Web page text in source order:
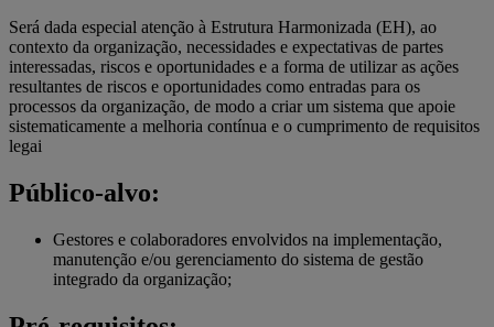
Será dada especial atenção à Estrutura Harmonizada (EH), ao
contexto da organização, necessidades e expectativas de partes
interessadas, riscos e oportunidades e a forma de utilizar as ações
resultantes de riscos e oportunidades como entradas para os
processos da organização, de modo a criar um sistema que apoie
sistematicamente a melhoria contínua e o cumprimento de requisitos
legai
Público-alvo:
Gestores e colaboradores envolvidos na implementação,
manutenção e/ou gerenciamento do sistema de gestão
integrado da organização;